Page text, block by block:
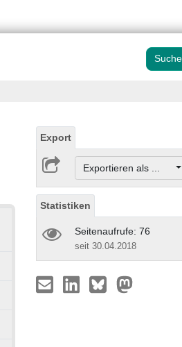
Export
Exportieren als ...
Statistiken
Seitenaufrufe: 76
seit 30.04.2018